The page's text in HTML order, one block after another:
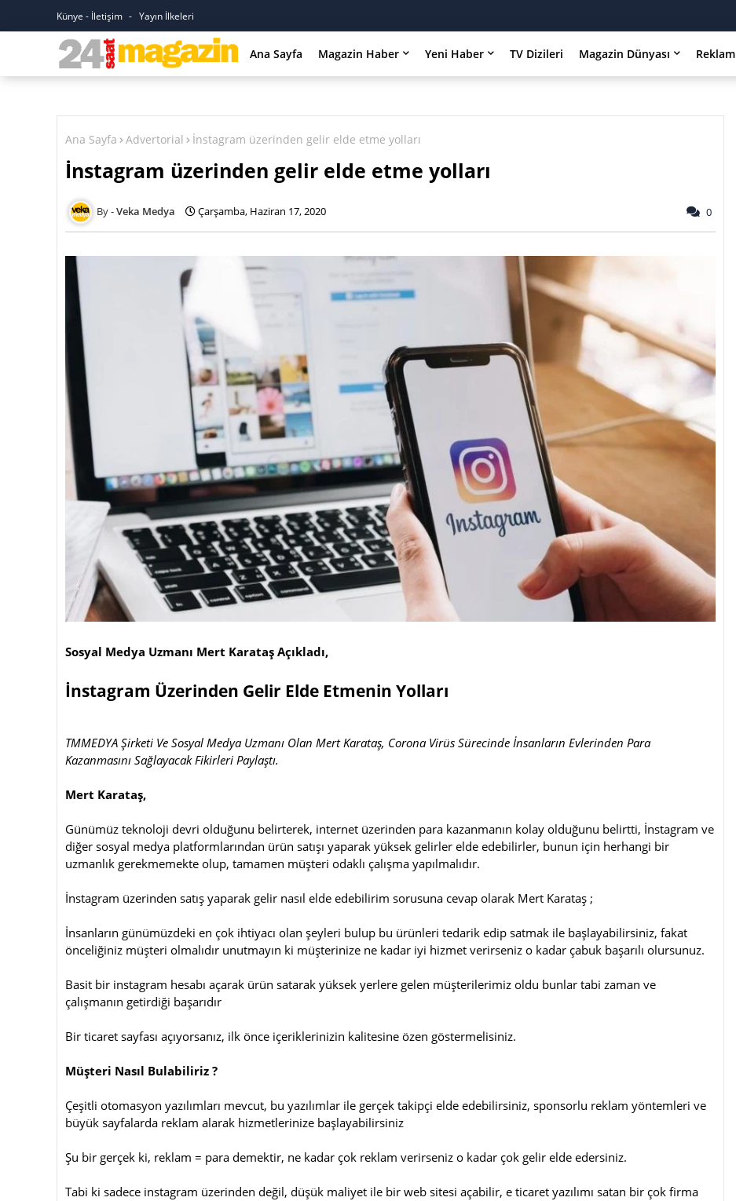
Künye - İletişim Yayın İlkeleri
Ana Sayfa Magazin Haber Yeni Haber TV Dizileri Magazin Dünyası Reklam
Ana Sayfa Advertorial İnstagram üzerinden gelir elde etme yolları
İnstagram üzerinden gelir elde etme yolları
Veka Medya Çarşamba, Haziran 17, 2020 0
Sosyal Medya Uzmanı Mert Karataş Açıkladı,
İnstagram Üzerinden Gelir Elde Etmenin Yolları
TMMEDYA Şirketi Ve Sosyal Medya Uzmanı Olan Mert Karataş, Corona Virüs Sürecinde İnsanların Evlerinden Para
Kazanmasını Sağlayacak Fikirleri Paylaştı.
Mert Karataş,
Günümüz teknoloji devri olduğunu belirterek, internet üzerinden para kazanmanın kolay olduğunu belirtti, İnstagram ve
diğer sosyal medya platformlarından ürün satışı yaparak yüksek gelirler elde edebilirler, bunun için herhangi bir
uzmanlık gerekmemekte olup, tamamen müşteri odaklı çalışma yapılmalıdır.
İnstagram üzerinden satış yaparak gelir nasıl elde edebilirim sorusuna cevap olarak Mert Karataş ;
İnsanların günümüzdeki en çok ihtiyacı olan şeyleri bulup bu ürünleri tedarik edip satmak ile başlayabilirsiniz, fakat
önceliğiniz müşteri olmalıdır unutmayın ki müşterinize ne kadar iyi hizmet verirseniz o kadar çabuk başarılı olursunuz.
Basit bir instagram hesabı açarak ürün satarak yüksek yerlere gelen müşterilerimiz oldu bunlar tabi zaman ve
çalışmanın getirdiği başarıdır
Bir ticaret sayfası açıyorsanız, ilk önce içeriklerinizin kalitesine özen göstermelisiniz.
Müşteri Nasıl Bulabiliriz ?
Çeşitli otomasyon yazılımları mevcut, bu yazılımlar ile gerçek takipçi elde edebilirsiniz, sponsorlu reklam yöntemleri ve
büyük sayfalarda reklam alarak hizmetlerinize başlayabilirsiniz
Şu bir gerçek ki, reklam = para demektir, ne kadar çok reklam verirseniz o kadar çok gelir elde edersiniz.
Tabi ki sadece instagram üzerinden değil, düşük maliyet ile bir web sitesi açabilir, e ticaret yazılımı satan bir çok firma